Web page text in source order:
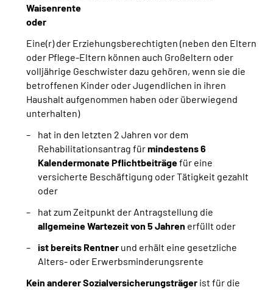
Waisenrente
oder
Eine(r) der Erziehungsberechtigten (neben den Eltern
oder Pflege-Eltern können auch Großeltern oder
volljährige Geschwister dazu gehören, wenn sie die
betroffenen Kinder oder Jugendlichen in ihren
Haushalt aufgenommen haben oder überwiegend
unterhalten)
hat in den letzten 2 Jahren vor dem
Rehabilitationsantrag fürmindestens 6
Kalendermonate Pflichtbeiträgefür eine
versicherte Beschäftigung oder Tätigkeit gezahlt
oder
hat zum Zeitpunkt der Antragstellung die
allgemeine Wartezeit von 5 Jahren erfüllt oder
ist bereits Rentner und erhält eine gesetzliche
Alters- oder Erwerbsminderungsrente
Kein anderer Sozialversicherungsträger ist für die